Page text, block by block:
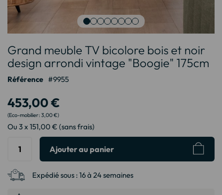
au
début
de
la
d’images
Grand meuble TV bicolore bois et noir
design arrondi vintage "Boogie" 175cm
Référence 9955
453,00 €
3,00 €
Ou 3 x 151,00 € (sans frais)
Ajouter au panier
Expédié sous : 16 à 24 semaines